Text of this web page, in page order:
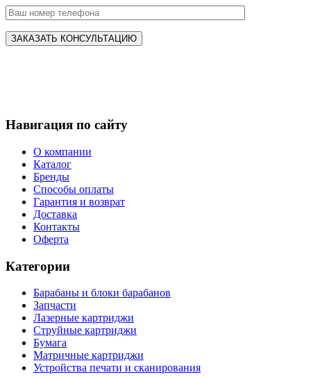
Навигация по сайту
О компании
Каталог
Бренды
Способы оплаты
Гарантия и возврат
Доставка
Контакты
Оферта
Категории
Барабаны и блоки барабанов
Запчасти
Лазерные картриджи
Струйные картриджи
Бумага
Матричные картриджи
Устройства печати и сканирования